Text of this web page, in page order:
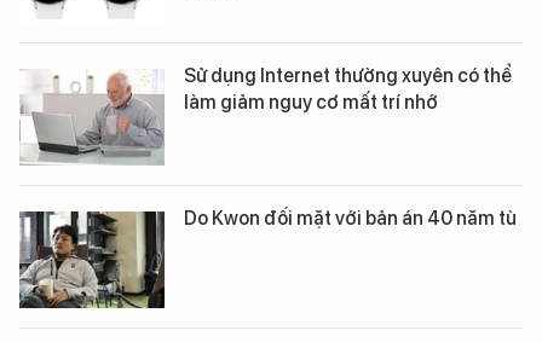
Sử dụng Internet thường xuyên có thể
làm giảm nguy cơ mất trí nhớ
Do Kwon đối mặt với bản án 40 năm tù